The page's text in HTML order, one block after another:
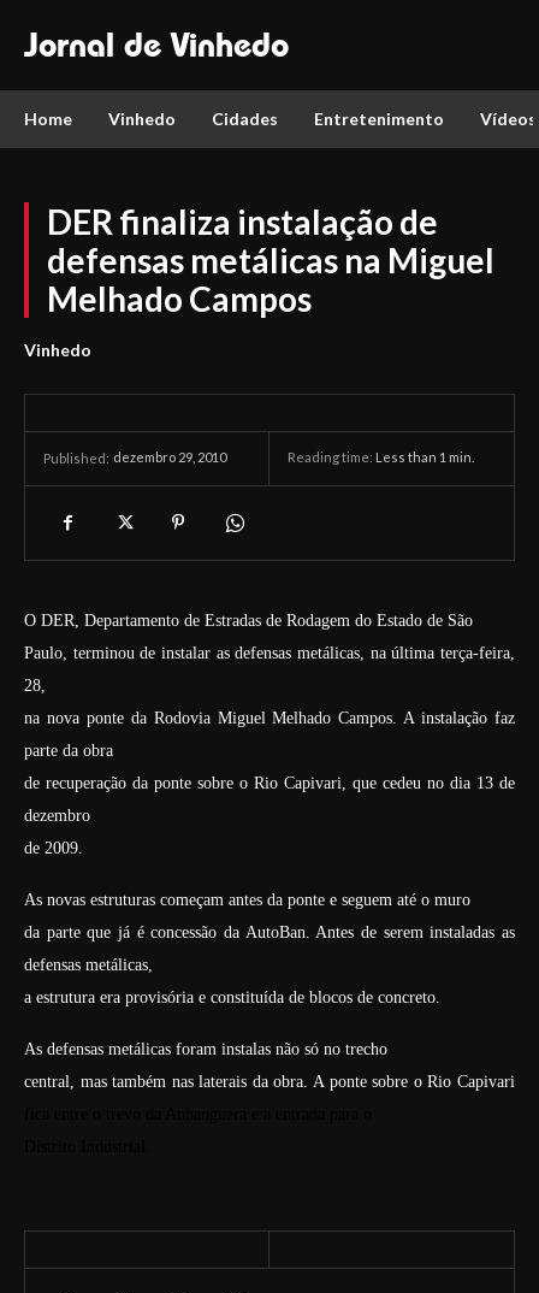
Jornal de Vinhedo
Home Vinhedo Cidades Entretenimento Vídeos
DER finaliza instalação de
defensas metálicas na Miguel
Melhado Campos
Vinhedo
Published: dezembro 29, 2010 Reading time: Less than 1 min.
O DER, Departamento de Estradas de Rodagem do Estado de São
Paulo, terminou de instalar as defensas metálicas, na última terça-feira,
28,
na nova ponte da Rodovia Miguel Melhado Campos. A instalação faz
parte da obra
de recuperação da ponte sobre o Rio Capivari, que cedeu no dia 13 de
dezembro
de 2009.
As novas estruturas começam antes da ponte e seguem até o muro
da parte que já é concessão da AutoBan. Antes de serem instaladas as
defensas metálicas,
a estrutura era provisória e constituída de blocos de concreto.
As defensas metálicas foram instalas não só no trecho
central, mas também nas laterais da obra. A ponte sobre o Rio Capivari